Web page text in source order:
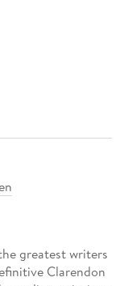
greatest writers
Clarendon